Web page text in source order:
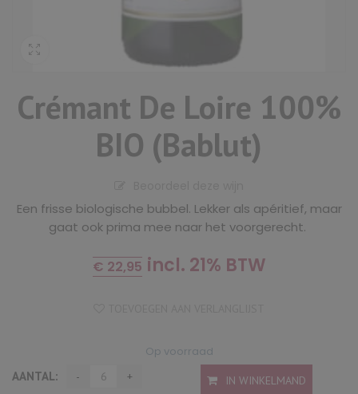
Crémant De Loire 100%
BIO (Bablut)
Een frisse biologische bubbel. Lekker als apéritief, maar
gaat ook prima mee naar het voorgerecht.
€ 22,95 incl. 21% BTW
Op voorraad
AANTAL:
IN WINKELMAND